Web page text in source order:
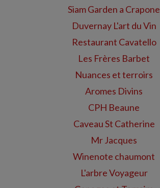
Siam Garden a Crapone
Duvernay L'art du Vin
Restaurant Cavatello
Les Frères Barbet
Nuances et terroirs
Aromes Divins
CPH Beaune
Caveau St Catherine
Mr Jacques
Winenote chaumont
L'arbre Voyageur